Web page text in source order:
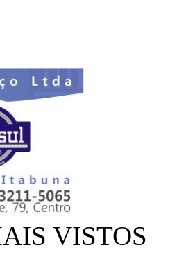
VISTOS